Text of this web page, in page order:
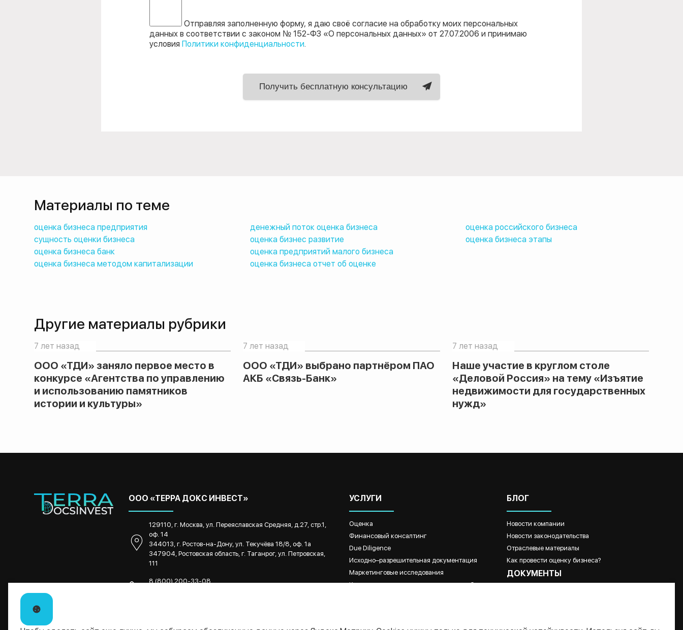
Отправляя заполненную форму, я даю своё согласие на обработку моих персональных
данных в соответствии с законом № 152-ФЗ «О персональных данных» от 27.07.2006 и принимаю
условия Политики конфиденциальности.
Получить бесплатную консультацию
Материалы по теме
оценка бизнеса предприятия
сущность оценки бизнеса
оценка бизнеса банк
оценка бизнеса методом капитализации
денежный поток оценка бизнеса
оценка бизнес развитие
оценка предприятий малого бизнеса
оценка бизнеса отчет об оценке
оценка российского бизнеса
оценка бизнеса этапы
Другие материалы рубрики
7 лет назад
ООО «ТДИ» заняло первое место в
конкурсе «Агентства по управлению
и использованию памятников
истории и культуры»
7 лет назад
ООО «ТДИ» выбрано партнёром ПАО
АКБ «Связь-Банк»
7 лет назад
Наше участие в круглом столе
«Деловой Россия» на тему «Изъятие
недвижимости для государственных
нужд»
ООО «ТЕРРА ДОКС ИНВЕСТ»
129110, г. Москва, ул. Переяславская Средняя, д.27, стр.1,
оф. 14
344013, г. Ростов-на-Дону, ул. Текучёва 18/8, оф. 1а
347904, Ростовская область, г. Таганрог, ул. Петровская,
111
8 (800) 200-33-08
УСЛУГИ
Оценка
Финансовый консалтинг
Due Diligence
Исходно–разрешительная документация
Маркетинговые исследования
Кадастровые и землеустроительные работы
БЛОГ
Новости компании
Новости законодательства
Отраслевые материалы
Как провести оценку бизнеса?
ДОКУМЕНТЫ